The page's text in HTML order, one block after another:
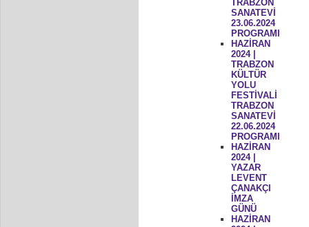
TRABZON
SANATEVİ
23.06.2024
PROGRAMI
HAZİRAN
2024 |
TRABZON
KÜLTÜR
YOLU
FESTİVALİ
TRABZON
SANATEVİ
22.06.2024
PROGRAMI
HAZİRAN
2024 |
YAZAR
LEVENT
ÇANAKÇI
İMZA
GÜNÜ
HAZİRAN